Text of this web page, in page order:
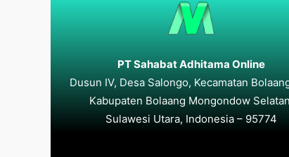
PT Sahabat Adhitama Online
Dusun IV, Desa Salongo, Kecamatan
Kabupaten Bolaang Mongondow
Sulawesi Utara, Indonesia – 95774